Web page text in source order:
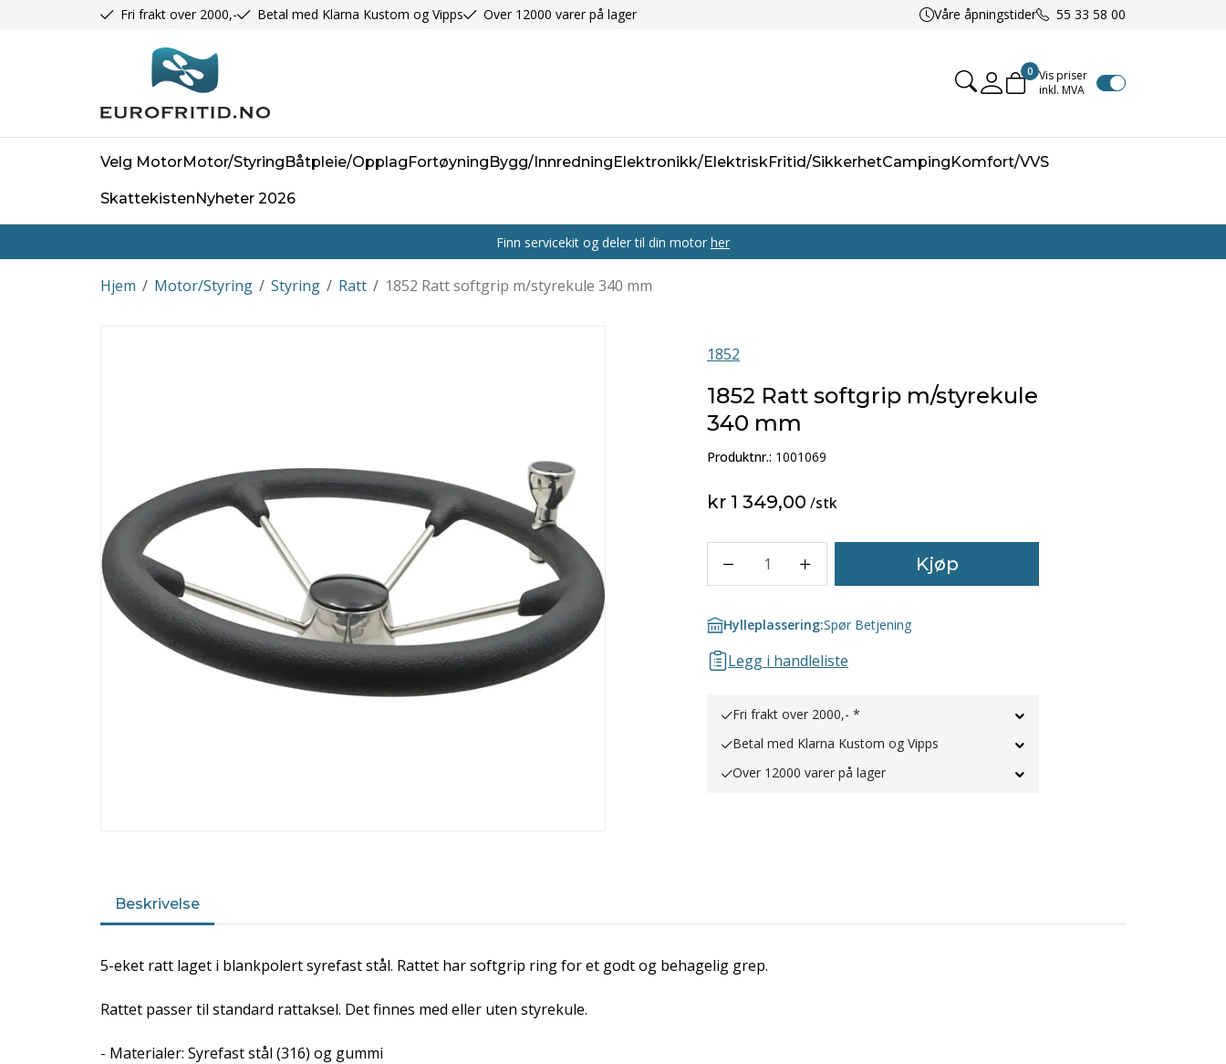
Fri frakt over 2000,- Betal med Klarna Kustom og Vipps Over 12000 varer på lager Våre åpningstider 55 33 58 00
Mine sider
0 Vis priser
inkl. MVA
Velg MotorMotor/StyringBåtpleie/OpplagFortøyningBygg/InnredningElektronikk/ElektriskFritid/SikkerhetCampingKomfort/VVS
SkattekistenNyheter 2026
Finn servicekit og deler til din motor her
/
Hjem /
Motor/Styring /
Styring /
Ratt 1852 Ratt softgrip m/styrekule 340 mm
1852
1852 Ratt softgrip m/styrekule
340 mm
Produktnr.: 1001069
kr 1 349,00 /stk
1 Kjøp
Hylleplassering:Spør Betjening
Legg i handleliste
Fri frakt over 2000,- *
Betal med Klarna Kustom og Vipps
Over 12000 varer på lager
Beskrivelse
5-eket ratt laget i blankpolert syrefast stål. Rattet har softgrip ring for et godt og behagelig grep.
Rattet passer til standard rattaksel. Det finnes med eller uten styrekule.
- Materialer: Syrefast stål (316) og gummi